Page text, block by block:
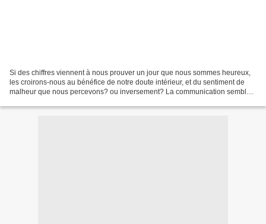
Si des chiffres viennent à nous prouver un jour que nous sommes heureux,
les croirons-nous au bénéfice de notre doute intérieur, et du sentiment de
malheur que nous percevons? ou inversement? La communication semble